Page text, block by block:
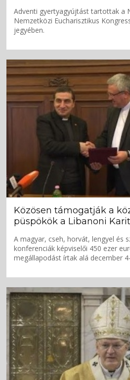
Adventi gyertyagyújtást tartottak a
Nemzetközi Eucharisztikus
jegyében.
Közösen támogatják a
püspökök a Libanoni
A magyar, cseh, horvát, lengyel és
konferenciák képviselői 450 ezer
megállapodást írtak alá december